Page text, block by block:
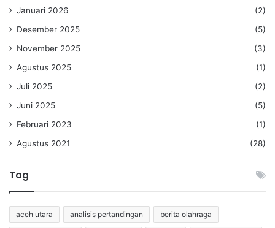
Januari 2026
(2)
Desember 2025
(5)
November 2025
(3)
Agustus 2025
(1)
Juli 2025
(2)
Juni 2025
(5)
Februari 2023
(1)
Agustus 2021
(28)
Tag
aceh utara analisis pertandingan berita olahraga